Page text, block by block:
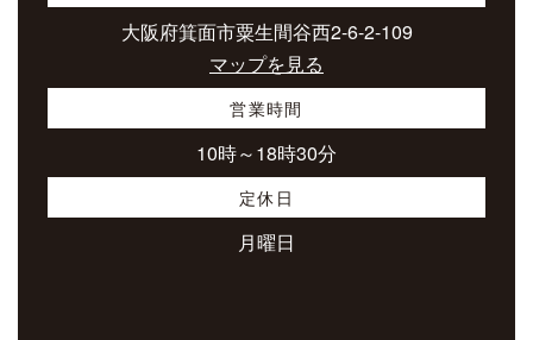
大阪府箕面市粟生間谷西2-6-2-109
マップを見る
営業時間
10時～18時30分
定休日
月曜日